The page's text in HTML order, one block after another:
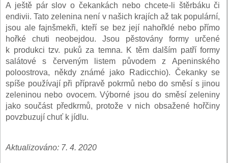
A ještě pár slov o čekankách nebo chcete-li štěrbáku či
endivii. Tato zelenina není v našich krajích až tak populární,
jsou ale fajnšmekři, kteří se bez její nahořklé nebo přímo
hořké chuti neobejdou. Jsou pěstovány formy určené
k produkci tzv. puků za temna. K těm dalším patří formy
salátové s červeným listem původem z Apeninského
poloostrova, někdy známé jako Radicchio). Čekanky se
spíše používají při přípravě pokrmů nebo do směsí s jinou
zeleninou nebo ovocem. Výborné jsou do směsí zeleniny
jako součást předkrmů, protože v nich obsažené hořčiny
povzbuzují chuť k jídlu.
Aktualizováno: 7. 4. 2020